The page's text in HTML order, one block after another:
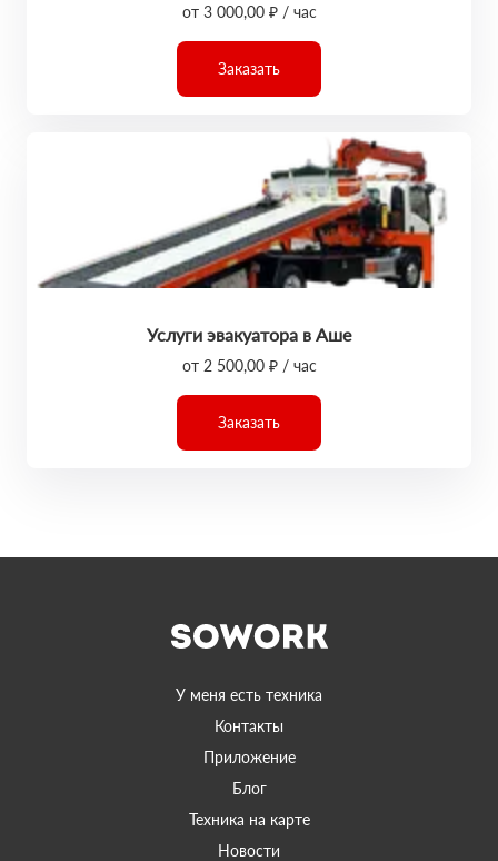
от 3 000,00 ₽ / час
Заказать
Услуги эвакуатора в Аше
от 2 500,00 ₽ / час
Заказать
У меня есть техника
Контакты
Приложение
Блог
Техника на карте
Новости